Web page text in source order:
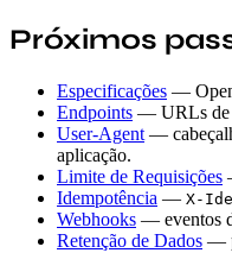
Próximos
Especificações —
Endpoints — URLs de
User-Agent —
aplicação.
Limite de Requisições
Idempotência — X-
Webhooks — eventos
Retenção de Dados —